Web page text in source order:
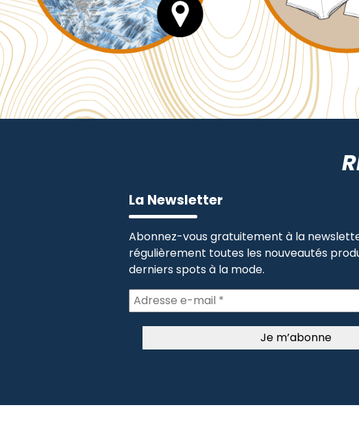
La Newsletter
Abonnez-vous gratuitement à la
régulièrement toutes les nouveautés
derniers spots à la mode.